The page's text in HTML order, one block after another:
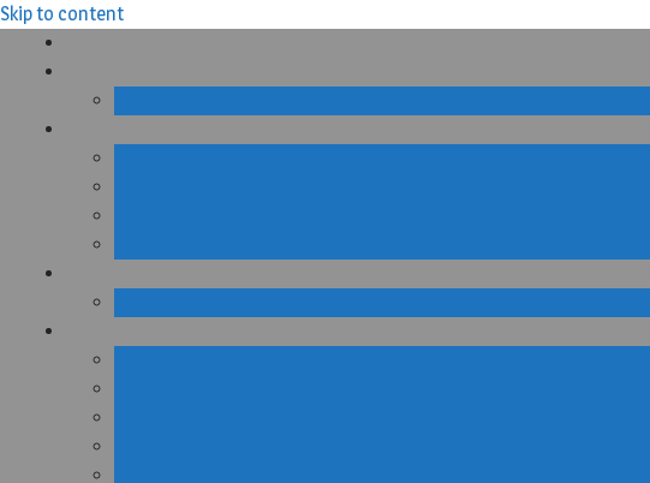
Skip to content